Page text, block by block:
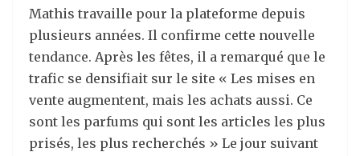
Mathis travaille pour la plateforme depuis
plusieurs années. Il confirme cette nouvelle
tendance. Après les fêtes, il a remarqué que le
trafic se densifiait sur le site « Les mises en
vente augmentent, mais les achats aussi. Ce
sont les parfums qui sont les articles les plus
prisés, les plus recherchés » Le jour suivant